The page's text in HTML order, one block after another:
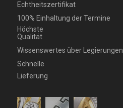
Echtheitszertifikat
100% Einhaltung der Termine
Höchste
Qualität
Wissenswertes über Legierungen
Schnelle
Lieferung